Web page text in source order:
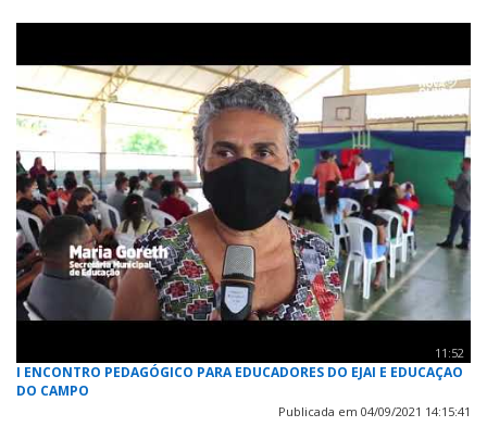
11:52
I ENCONTRO PEDAGÓGICO PARA EDUCADORES DO EJAI E EDUCAÇAO
DO CAMPO
Publicada em 04/09/2021 14:15:41